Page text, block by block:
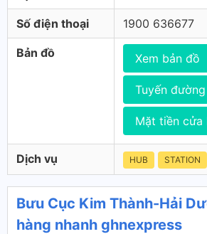
Số điện thoại 1900 636677
Bản đồ Xem bản đồ
Tuyến đường
Mặt tiền cửa
Dịch vụ HUB STATION
Bưu Cục Kim Thành-Hải
hàng nhanh ghnexpress